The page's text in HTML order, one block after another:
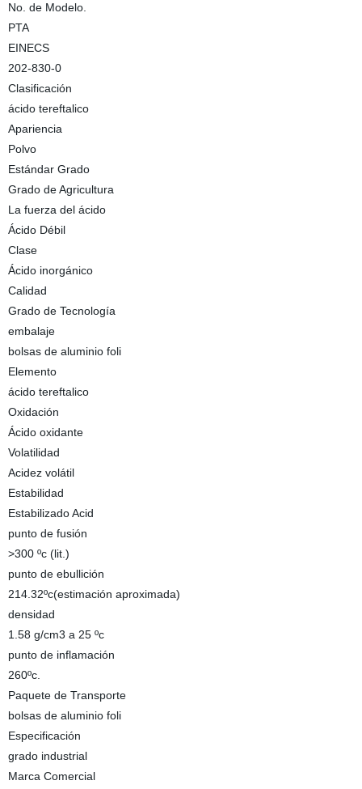
No. de Modelo.
PTA
EINECS
202-830-0
Clasificación
ácido tereftalico
Apariencia
Polvo
Estándar Grado
Grado de Agricultura
La fuerza del ácido
Ácido Débil
Clase
Ácido inorgánico
Calidad
Grado de Tecnología
embalaje
bolsas de aluminio foli
Elemento
ácido tereftalico
Oxidación
Ácido oxidante
Volatilidad
Acidez volátil
Estabilidad
Estabilizado Acid
punto de fusión
>300 ºc (lit.)
punto de ebullición
214.32ºc(estimación aproximada)
densidad
1.58 g/cm3 a 25 ºc
punto de inflamación
260ºc.
Paquete de Transporte
bolsas de aluminio foli
Especificación
grado industrial
Marca Comercial